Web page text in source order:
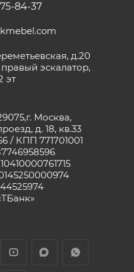
84-37
д.20
эскалатор,
эт
Москва,
д. 18, кв.33
/ КПП 771701001